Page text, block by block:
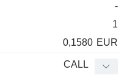
-
1
0,1580 EUR
CALL